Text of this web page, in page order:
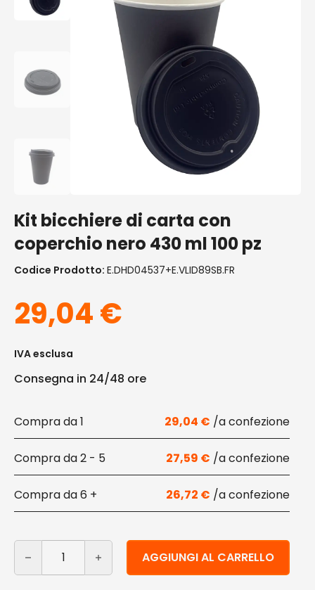
Kit bicchiere di carta con
coperchio nero 430 ml 100 pz
Codice Prodotto: E.DHD04537+E.VLID89SB.FR
29,04€
IVA esclusa
Consegna in 24/48 ore
1 29,04 €
2 - 5 27,59 €
6 + 26,72 €
Kit bicchiere di carta con coperchio nero 430 ml 100
AGGIUNGI AL CARRELLO
Alternative: